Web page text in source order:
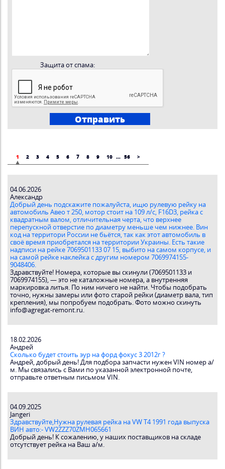
Защита от спама:
1 2 3 4 5 6 7 8 9 10 ... 56 >
04.06.2026
Александр
Добрый день подскажите пожалуйста, ищю рулевую рейку на
автомобиль Авео т 250, мотор стоит на 109 л/с, F16D3, рейка с
квадратным валом, отличительная черта, что верхнее
перепускной отверстие по диаметру меньше чем нижнее. Вин
код на территори России не бьётся, так как этот автомобиль в
своё время приобретался на территории Украины. Есть такие
надписи на рейке 7069501133 07 15, выбито на самом корпусе, и
на самой рейке наклейка с другим номером 7069974155-
9048406.
Здравствуйте! Номера, которые вы скинули (7069501133 и
7069974155), — это не каталожные номера, а внутренняя
маркировка литья. По ним ничего не найти. Чтобы подобрать
точно, нужны замеры или фото старой рейки (диаметр вала, тип
крепления), мы попробуем подобрать. Фото можно скинуть
info@agregat-remont.ru.
18.02.2026
Андрей
Сколько будет стоить эур на форд фокус 3 2012г ?
Андрей, добрый день! Для подбора запчасти нужен VIN номер а/
м. Мы связались с Вами по указанной электронной почте,
отправьте ответным письмом VIN.
04.09.2025
Jangeri
Здравствуйте,Нужна рулевая рейка на VW T4 1991 года выпуска
ВИН авто:- VW2ZZZ70ZMH065661
Добрый день! К сожалению, у наших поставщиков на складе
отсутствует рейка на Ваш а/м.